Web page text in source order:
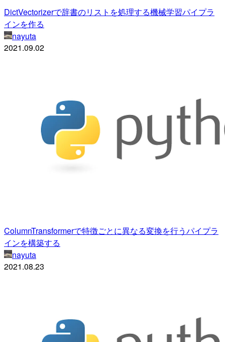
DictVectorizerで辞書のリストを処理する機械学習パイプラ
インを作る
nayuta
2021.09.02
ColumnTransformerで特徴ごとに異なる変換を行うパイプラ
インを構築する
nayuta
2021.08.23